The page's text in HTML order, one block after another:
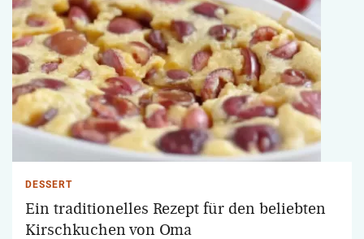
DESSERT
Ein traditionelles Rezept für den beliebten
Kirschkuchen von Oma